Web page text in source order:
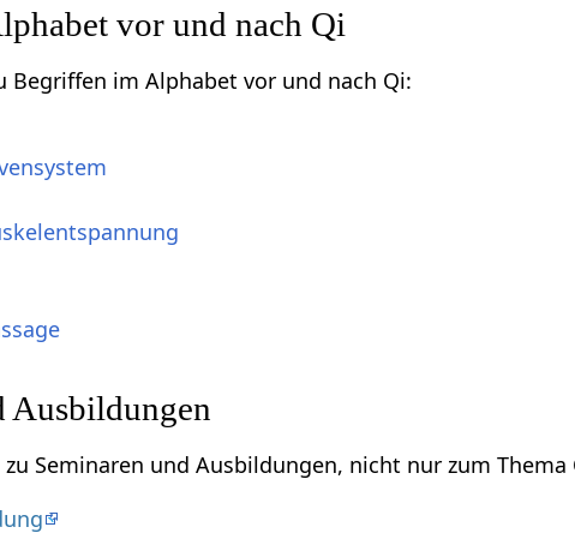
vor und nach Qi
Begriffen im Alphabet vor und nach Qi:
Ausbildungen
Seminaren und Ausbildungen, nicht nur zum Thema